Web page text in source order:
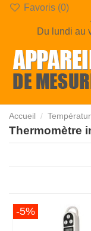
Favoris (0)
Du lundi au
Accueil
Thermomètre
-5%